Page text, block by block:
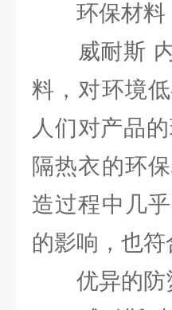
环保材料
威耐斯 内
料，对环境
人们对产品
隔热衣的环
造过程中几
的影响，也
优异的防